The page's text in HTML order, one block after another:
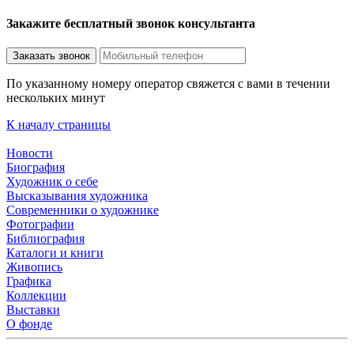
Закажите бесплатный звонок консультанта
По указанному номеру оператор свяжется с вами в течении
нескольких минут
К началу страницы
Новости
Биография
Художник о себе
Выcказывания художника
Современники о художнике
Фотографии
Библиография
Каталоги и книги
Живопись
Графика
Коллекции
Выставки
О фонде